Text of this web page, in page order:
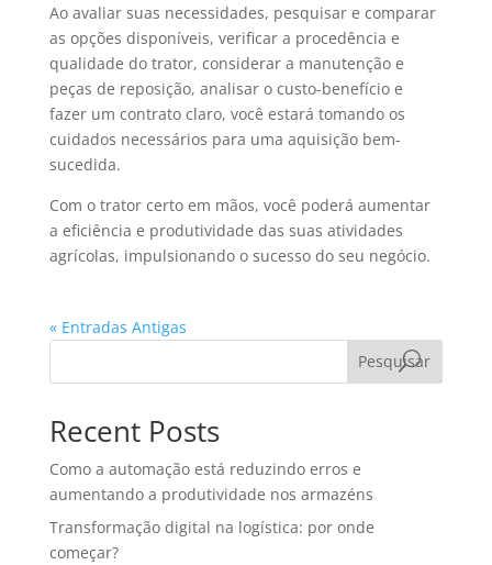
Ao avaliar suas necessidades, pesquisar e comparar
as opções disponíveis, verificar a procedência e
qualidade do trator, considerar a manutenção e
peças de reposição, analisar o custo-benefício e
fazer um contrato claro, você estará tomando os
cuidados necessários para uma aquisição bem-
sucedida.
Com o trator certo em mãos, você poderá aumentar
a eficiência e produtividade das suas atividades
agrícolas, impulsionando o sucesso do seu negócio.
« Entradas Antigas
Pesquisar
Recent Posts
Como a automação está reduzindo erros e
aumentando a produtividade nos armazéns
Transformação digital na logística: por onde
começar?